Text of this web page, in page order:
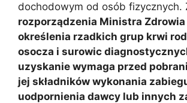
dochodowym od osób fizycznych.
rozporządzenia Ministra
określenia rzadkich grup krwi
osocza i surowic
uzyskanie wymaga przed
jej składników wykonania
uodpornienia dawcy lub innych